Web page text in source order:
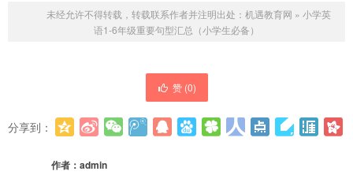
未经允许不得转载，转载联系作者并注明出处： 机遇教育网 » 小学英
语1-6年级重要句型汇总（小学生必备）
赞 (0)
分享到：
作者： admin